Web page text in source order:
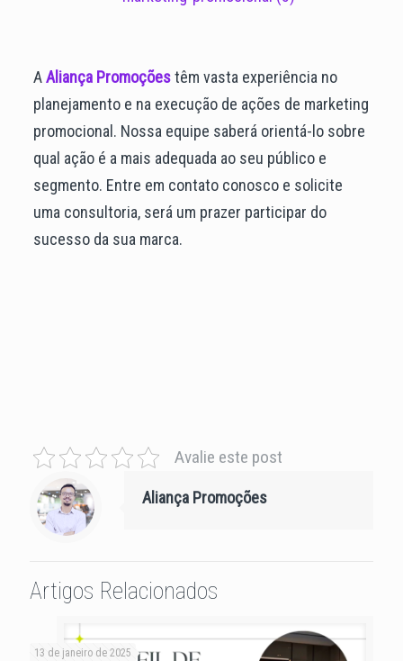
AAliança Promoçõestêm vasta experiência no
planejamento e na execução de ações de marketing
promocional. Nossa equipe saberá orientá-lo sobre
qual ação é a mais adequada ao seu público e
segmento. Entre em contato conosco e solicite
uma consultoria, será um prazer participar do
sucesso da sua marca.
Avalie este post
Aliança Promoções
Artigos Relacionados
13 de janeiro de 2025